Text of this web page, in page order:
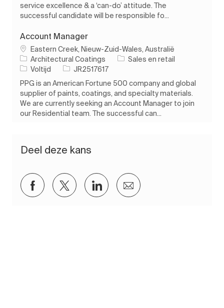
service excellence & a ‘can-do’ attitude. The
successful candidate will be responsible fo...
Account Manager
PlaatsEastern Creek, Nieuw-Zuid-Wales, Australië
Architectural Coatings
Categorie
Sales en retail
Soort baan
Voltijd Taak-ID
JR2517617
PPG is an American Fortune 500 company and global
supplier of paints, coatings, and specialty materials.
We are currently seeking an Account Manager to join
our Residential team. The successful can...
Deel deze kans
Delen via Facebook
Delen via twitter
Delen via LinkedIn
Delen via e-mail